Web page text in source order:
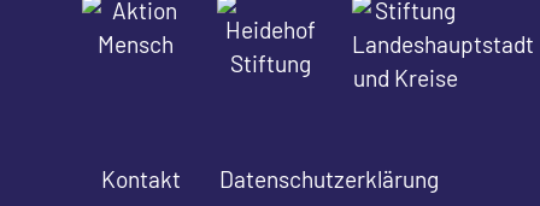
Kontakt Datenschutzerklärung